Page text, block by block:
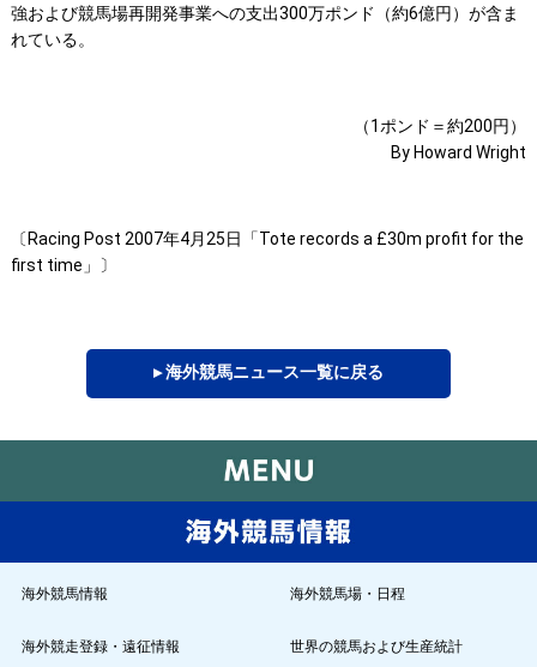
強および競馬場再開発事業への支出300万ポンド（約6億円）が含ま
れている。
（1ポンド＝約200円）
By Howard Wright
〔Racing Post 2007年4月25日「Tote records a £30m profit for the
first time」〕
▸ 海外競馬ニュース一覧に戻る
海外競馬情報 海外競馬場・日程
海外競走登録・遠征情報 世界の競馬および生産統計